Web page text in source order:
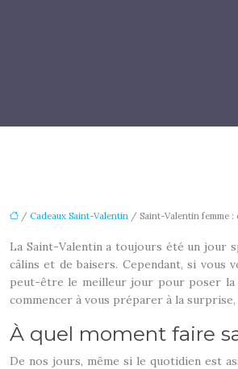
/ Cadeaux Saint-Valentin / Saint-Valentin femme :
La Saint-Valentin a toujours été un jour
câlins et de baisers. Cependant, si vous
peut-être le meilleur jour pour poser la
commencer à vous préparer à la
À quel moment faire
De nos jours, même si le quotidien est